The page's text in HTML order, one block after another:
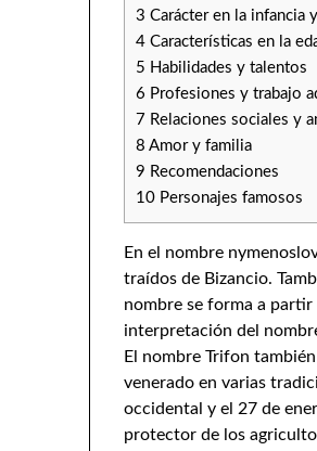
3 Carácter en la infancia
4 Características en la
5 Habilidades y talentos
6 Profesiones y trabajo
7 Relaciones sociales y
8 Amor y familia
9 Recomendaciones
10 Personajes famosos
En el nombre
traídos de Bizancio.
nombre se forma a partir
interpretación del
El nombre Trifon
venerado en varias
occidental y el 27 de
protector de los